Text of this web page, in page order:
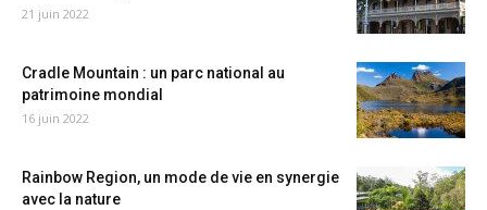
21 juin 2022
Cradle Mountain : un parc national au
patrimoine mondial
16 juin 2022
Rainbow Region, un mode de vie en synergie
avec la nature